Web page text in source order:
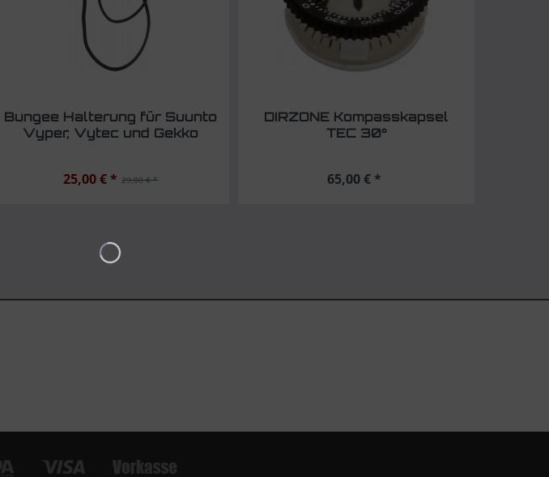
Bungee Halterung für Suunto
Vyper, Vytec und Gekko
29,00 € *
25,00 € *
DIRZONE Kompasskapsel
TEC 30°
65,00 € *